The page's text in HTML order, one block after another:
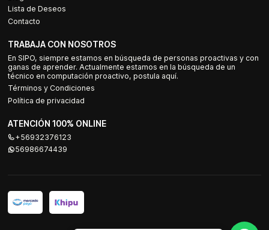
Lista de Deseos
Contacto
TRABAJA CON NOSOTROS
En SIPO, siempre estamos en búsqueda de personas proactivas y con
ganas de aprender. Actualmente estamos en la búsqueda de un
técnico en computación proactivo, postula aquí.
Términos y Condiciones
Política de privacidad
ATENCIÓN 100% ONLINE
+56932376123
56986674439